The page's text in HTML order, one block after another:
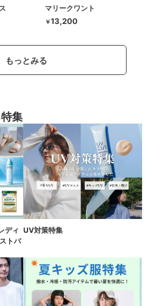
マリークワント
￥13,200
もっとみる
集
ディ
トバ
UV対策特集